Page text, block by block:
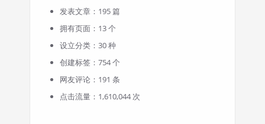
发表文章：195 篇
拥有页面：13 个
设立分类：30 种
创建标签：754 个
网友评论：191 条
点击流量：1,610,044 次